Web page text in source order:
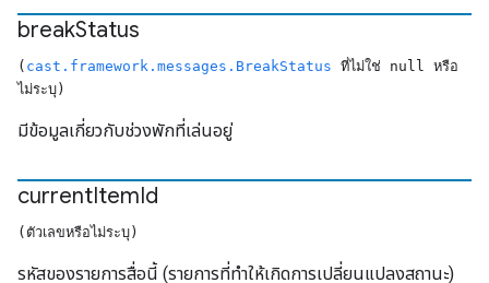
breakStatus
( cast.framework.messages.BreakStatus ที่ไม่ใช่ null หรือ
ไม่ระบุ)
มีข้อมูลเกี่ยวกับช่วงพักที่เล่นอยู่
currentItemId
(ตัวเลขหรือไม่ระบุ)
รหัสของรายการสื่อนี้ (รายการที่ทำให้เกิดการเปลี่ยนแปลงสถานะ)